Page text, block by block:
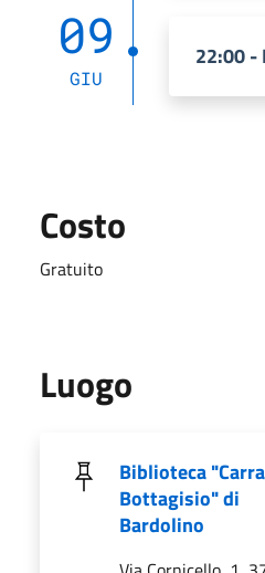
09
GIU
22:00 -
Costo
Gratuito
Luogo
Biblioteca
Bottagisio" di
Bardolino